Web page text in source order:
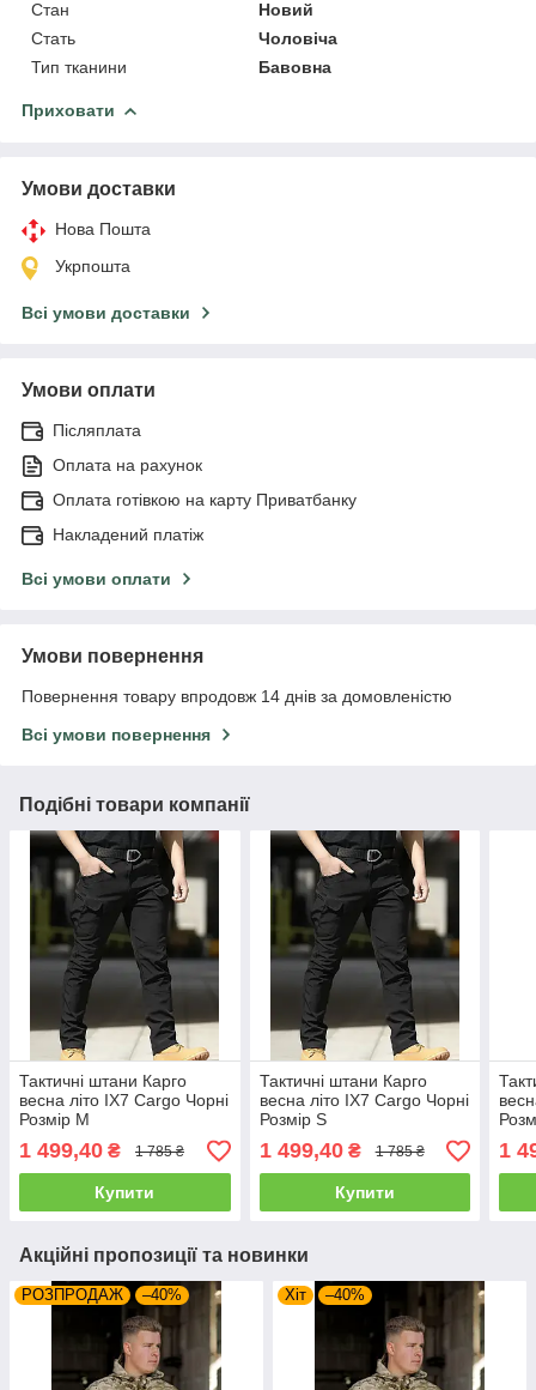
Стан
Новий
Стать
Чоловіча
Тип тканини
Бавовна
Приховати
Умови доставки
Нова Пошта
Укрпошта
Всі умови доставки
Умови оплати
Післяплата
Оплата на рахунок
Оплата готівкою на карту Приватбанку
Накладений платіж
Всі умови оплати
Умови повернення
Повернення товару впродовж 14 днів за домовленістю
Всі умови повернення
Подібні товари компанії
Тактичні штани Карго
весна літо IX7 Cargo Чорні
Розмір M
1 499,40 ₴ 1 785 ₴
Купити
Тактичні штани Карго
весна літо IX7 Cargo Чорні
Розмір S
1 499,40₴ 1 785 ₴
Купити
1
Акційні пропозиції та новинки
РОЗПРОДАЖ –40% Хіт –40%